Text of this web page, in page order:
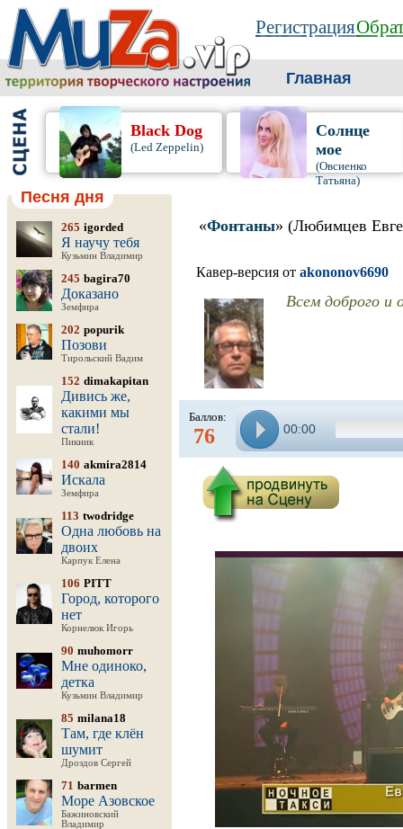
Регистрация
Главная
Black Dog
(Led Zeppelin)
Солнце
мое
(Овсиенко
Татьяна)
Песня дня
265 igorded
Я научу тебя
Кузьмин Владимир
245 bagira70
Доказано
Земфира
202 popurik
Позови
Тирольский Вадим
152 dimakapitan
Дивись же,
какими мы
стали!
Пикник
140 akmira2814
Искала
Земфира
113 twodridge
Одна любовь на
двоих
Карпук Елена
106 PITT
Город, которого
нет
Корнелюк Игорь
90 muhomorr
Мне одиноко,
детка
Кузьмин Владимир
85 milana18
Там, где клён
шумит
Дроздов Сергей
71 barmen
Море Азовское
Бажиновский
Владимир
«Фонтаны» (Любимцев
Кавер-версия от akononov6690
Всем доброго и
Баллов:
76 00:00